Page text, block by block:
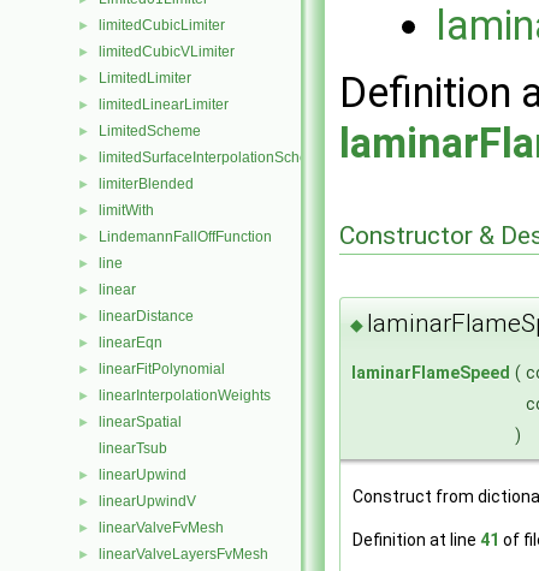
► limitedCubicLimiter
► limitedCubicVLimiter
► LimitedLimiter
► limitedLinearLimiter
► LimitedScheme
► limitedSurfaceInterpolationScheme
► limiterBlended
► limitWith
► LindemannFallOffFunction
► line
► linear
► linearDistance
► linearEqn
► linearFitPolynomial
► linearInterpolationWeights
►
linearSpatial
linearTsub
► linearUpwind
► linearUpwindV
► linearValveFvMesh
► linearValveLayersFvMesh
Definition
Constructor &
◆
laminarFlameSpeed (
)
Construct from
Definition at line 41 of